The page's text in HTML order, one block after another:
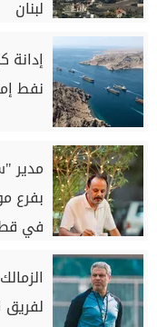
لبنان
إدانة
نفط
مدير
بفرع
في
لفريق